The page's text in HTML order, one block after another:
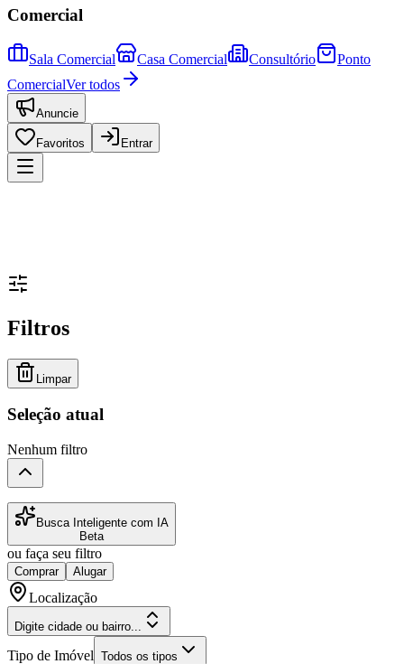
Comercial
Sala Comercial Casa Comercial Consultório
Ponto
ComercialVer todos
Anuncie
Favoritos Entrar
Filtros
Limpar
Seleção atual
Nenhum filtro
Busca Inteligente com IA
Beta
ou faça seu filtro
Comprar Alugar
Localização
Digite cidade ou bairro...
Tipo de Imóvel Todos os tipos